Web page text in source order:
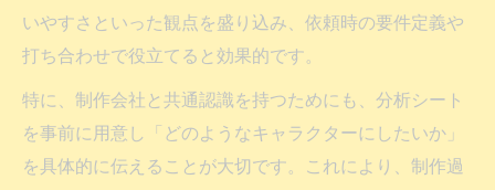
いやすさといった観点を盛り込み、依頼時の要件定義や
打ち合わせで役立てると効果的です。
特に、制作会社と共通認識を持つためにも、分析シート
を事前に用意し「どのようなキャラクターにしたいか」
を具体的に伝えることが大切です。これにより、制作過